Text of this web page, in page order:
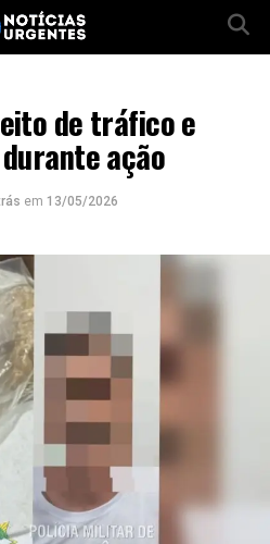
de tráfico e
ação
em 13/05/2026